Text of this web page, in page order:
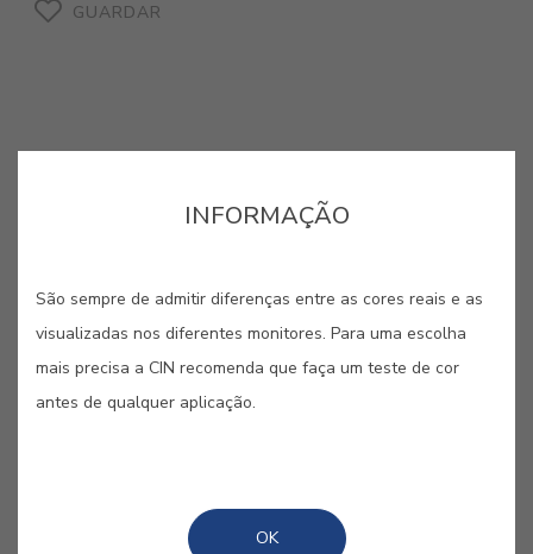
GUARDAR
Cores de acabamento liso para destacar as linhas
perfeitas dos elementos metálicos.
INFORMAÇÃO
São sempre de admitir diferenças entre as cores reais e as
visualizadas nos diferentes monitores. Para uma escolha
mais precisa a CIN recomenda que faça um teste de cor
antes de qualquer aplicação.
OK